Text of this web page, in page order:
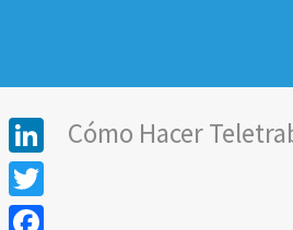
Cómo Hacer
LinkedIn
Twitter